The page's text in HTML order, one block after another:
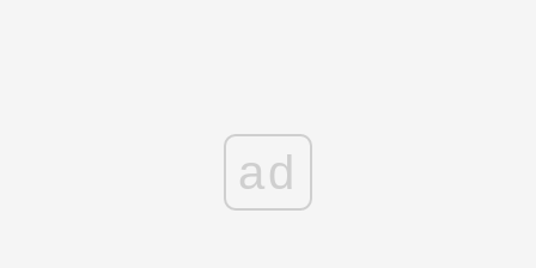
ad